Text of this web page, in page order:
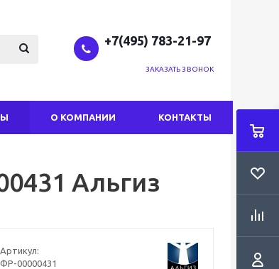
+7(495) 783-21-97
ЗАКАЗАТЬ ЗВОНОК
О КОМПАНИИ КОНТАКТЫ
Альгиз
Артикул:
ФР-00000431